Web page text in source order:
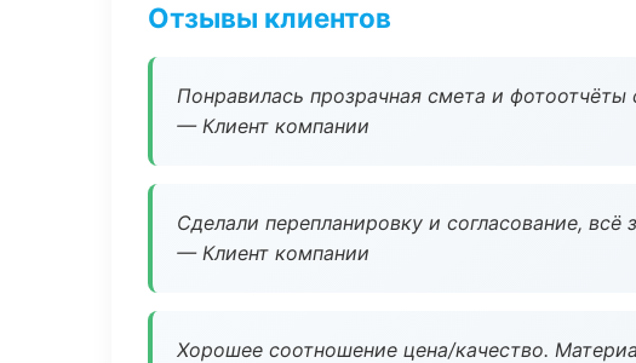
Отзывы клиентов
Понравилась прозрачная смета и
— Клиент компании
Сделали перепланировку и согласование, всё
— Клиент компании
Хорошее соотношение цена/качество.